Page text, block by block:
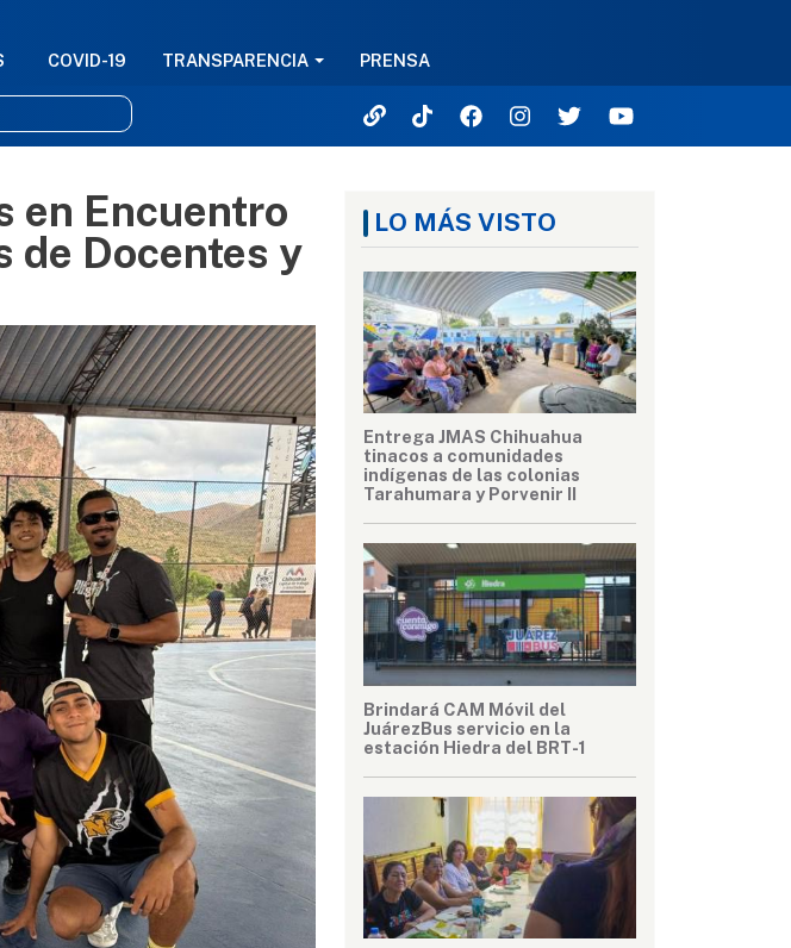
al contenido principal
COVID-19 TRANSPARENCIA PRENSA
en Encuentro
de Docentes y
LO MÁS VISTO
Entrega JMAS Chihuahua
tinacos a comunidades
indígenas de las colonias
Tarahumara y Porvenir II
Brindará CAM Móvil del
JuárezBus servicio en la
estación Hiedra del BRT-1